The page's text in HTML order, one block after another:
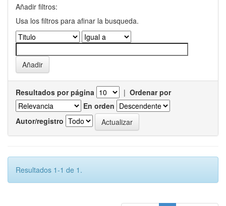
Añadir filtros:
Usa los filtros para afinar la busqueda.
Resultados por página | Ordenar por
En orden
Autor/registro
Resultados 1-1 de 1.